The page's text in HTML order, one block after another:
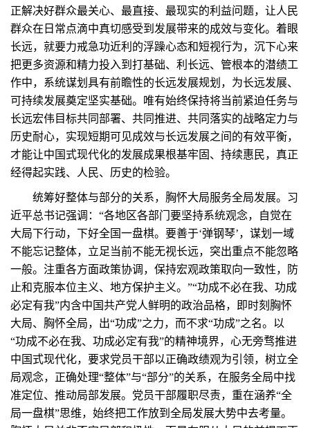
正解决好群众最关心、最直接、最现实的利益问题，让人民
群众在日常点滴中真切感受到发展带来的成效与变化。着眼
长远，就要力戒急功近利的浮躁心态和短视行为，沉下心来
把更多资源和精力投入到打基础、利长远、管根本的潜绩工
作中，系统谋划具有前瞻性的长远发展规划，为长远发展、
可持续发展奠定坚实基础。唯有始终保持将当前紧迫任务与
长远宏伟目标共同部署、共同推进、共同落实的战略定力与
历史耐心，实现短期可见成效与长远发展之间的有效平衡，
才能让中国式现代化的发展成果根基牢固、持续惠民，真正
经得起实践、人民、历史的检验。
统筹好整体与部分的关系，胸怀大局服务全局发展。习
近平总书记强调：“各地区各部门要坚持系统观念，自觉在
大局下行动，下好全国一盘棋。要善于‘弹钢琴’，谋划一域
不能忘记整体，立足当前不能无视长远，突出重点不能忽略
一般。注重各方面政策协调，保持宏观政策取向一致性，防
止和克服本位主义、地方保护主义。”“功成不必在我、功成
必定有我”内含中国共产党人鲜明的政治品格，即时刻胸怀
大局、胸怀全局，出“功成”之力，而不求“功成”之名。以
“功成不必在我、功成必定有我”的精神境界，心无旁骛推进
中国式现代化，要求党员干部以正确政绩观为引领，树立全
局观念，正确处理“整体”与“部分”的关系，在服务全局中找
准定位、推动局部发展。党员干部履职尽责，重在涵养“全
局一盘棋”思维，始终把工作放到全局发展大势中去考量。